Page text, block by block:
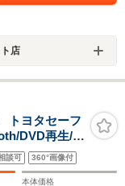
店
トヨタセーフ
DVD再生/ブ
ライブレコー
トブレーキ
談可 360°画像付
本体価格